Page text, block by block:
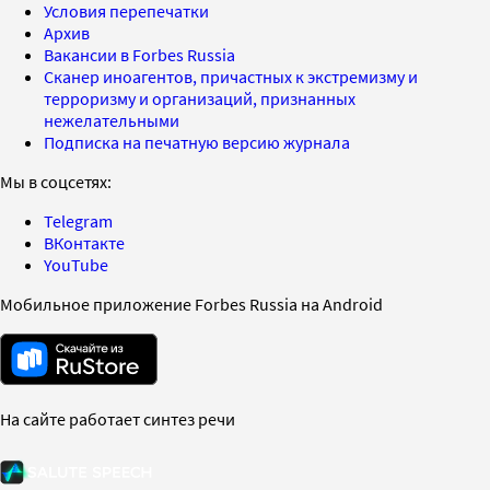
Условия перепечатки
Архив
Вакансии в Forbes Russia
Сканер иноагентов, причастных к экстремизму и
терроризму и организаций, признанных
нежелательными
Подписка на печатную версию журнала
Мы в соцсетях:
Telegram
ВКонтакте
YouTube
Мобильное приложение Forbes Russia на Android
На сайте работает синтез речи